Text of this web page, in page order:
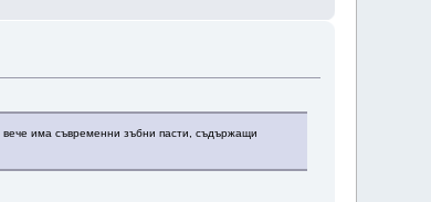
има съвременни зъбни пасти, съдържащи